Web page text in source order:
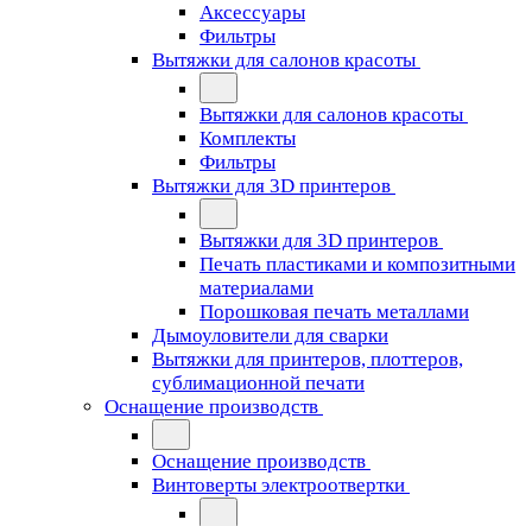
Аксессуары
Фильтры
Вытяжки для салонов красоты
Вытяжки для салонов красоты
Комплекты
Фильтры
Вытяжки для 3D принтеров
Вытяжки для 3D принтеров
Печать пластиками и композитными
материалами
Порошковая печать металлами
Дымоуловители для сварки
Вытяжки для принтеров, плоттеров,
сублимационной печати
Оснащение производств
Оснащение производств
Винтоверты электроотвертки